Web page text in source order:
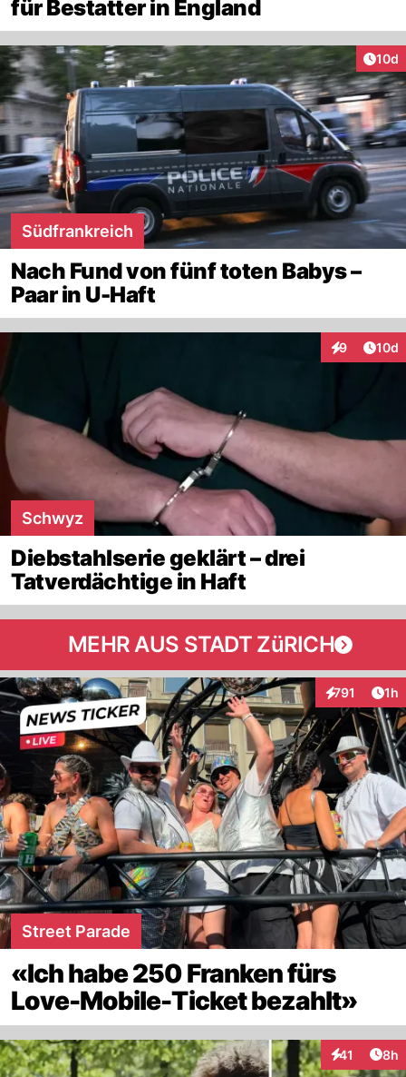
für Bestatter in England
10d
Südfrankreich
Nach Fund von fünf toten Babys –
Paar in U-Haft
9
Interaktionen
10d
Schwyz
Diebstahlserie geklärt – drei
Tatverdächtige in Haft
MEHR AUS STADT ZüRICH
791
Interaktionen
1h
Street Parade
«Ich habe 250 Franken fürs
Love-Mobile-Ticket bezahlt»
41
Interaktionen
8h